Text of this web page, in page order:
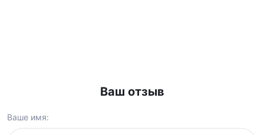
Ваш отзыв
Ваше имя: